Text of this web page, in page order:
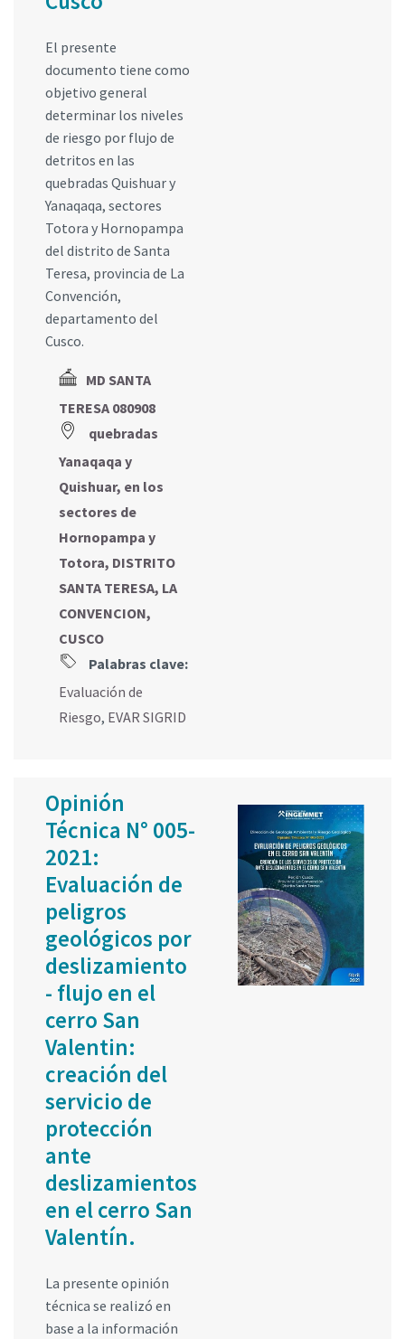
El presente
documento tiene como
objetivo general
determinar los niveles
de riesgo por flujo de
detritos en las
quebradas Quishuar y
Yanaqaqa, sectores
Totora y Hornopampa
del distrito de Santa
Teresa, provincia de La
Convención,
departamento del
Cusco.
MD SANTA
TERESA 080908
quebradas
Yanaqaqa y
Quishuar, en los
sectores de
Hornopampa y
Totora, DISTRITO
SANTA TERESA, LA
CONVENCION,
CUSCO
Palabras clave:
Evaluación de
Riesgo, EVAR SIGRID
Opinión
Técnica N° 005-
2021:
Evaluación de
peligros
geológicos por
deslizamiento
- flujo en el
cerro San
Valentin:
creación del
servicio de
protección
ante
deslizamientos
en el cerro San
Valentín.
La presente opinión
técnica se realizó en
base a la información